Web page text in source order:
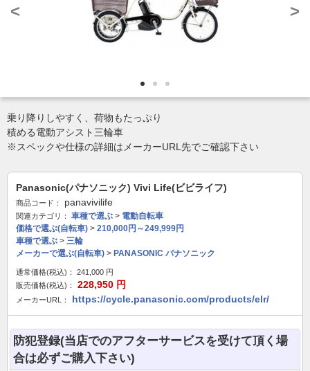
< >
乗り降りしやすく、荷物もたっぷり
積める電動アシスト三輪車
※スペックや仕様の詳細はメーカーURL先でご確認下さい
Panasonic(パナソニック) Vivi Life(ビビライフ)
商品コード： panavivilife
関連カテゴリ： 車種で選ぶ > 電動自転車
価格で選ぶ(自転車) > 210,000円～249,999円
車種で選ぶ > 三輪
メーカーで選ぶ(自転車) > PANASONIC パナソニック
通常価格(税込)： 241,000 円
販売価格(税込)：
228,950 円
メーカーURL： https://cycle.panasonic.com/products/elr/
防犯登録(当店でのアフターサービスを受けて頂く場
合は必ずご購入下さい)